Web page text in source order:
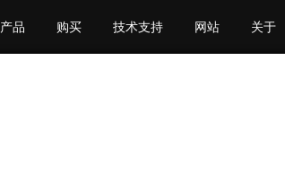
产品 购买 技术支持 网站 关于